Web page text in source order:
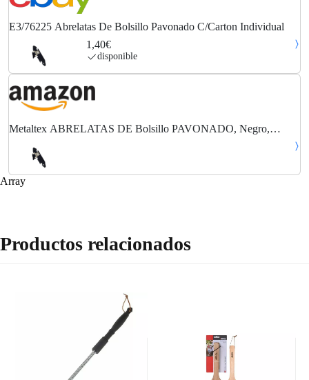
E3/76225 Abrelatas De Bolsillo Pavonado C/Carton Individual
1,40€
disponible
Metaltex ABRELATAS DE Bolsillo PAVONADO, Negro,
Array
Productos relacionados